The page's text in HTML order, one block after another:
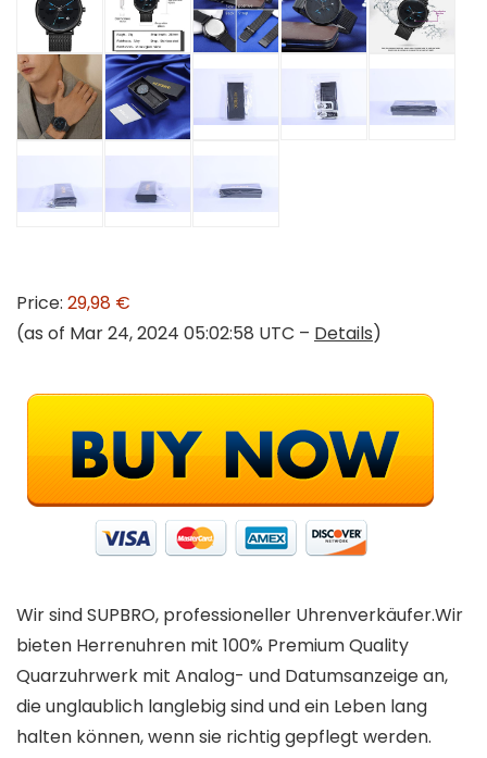
Price: 29,98 €
(as of Mar 24, 2024 05:02:58 UTC – Details)
Wir sind SUPBRO, professioneller Uhrenverkäufer.Wir
bieten Herrenuhren mit 100% Premium Quality
Quarzuhrwerk mit Analog- und Datumsanzeige an,
die unglaublich langlebig sind und ein Leben lang
halten können, wenn sie richtig gepflegt werden.